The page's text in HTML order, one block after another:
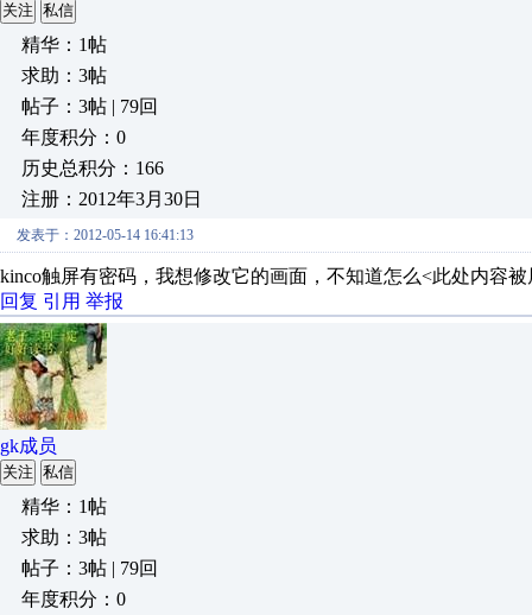
关注 私信
精华：1帖
求助：3帖
帖子：3帖 | 79回
年度积分：0
历史总积分：166
注册：2012年3月30日
发表于：2012-05-14 16:41:13
kinco触屏有密码，我想修改它的画面，不知道怎么<此处内容被
回复 引用 举报
gk成员
关注 私信
精华：1帖
求助：3帖
帖子：3帖 | 79回
年度积分：0